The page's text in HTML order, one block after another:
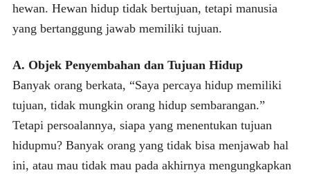
hewan. Hewan hidup tidak bertujuan, tetapi manusia
yang bertanggung jawab memiliki tujuan.
A. Objek Penyembahan dan Tujuan Hidup
Banyak orang berkata, “Saya percaya hidup memiliki
tujuan, tidak mungkin orang hidup sembarangan.”
Tetapi persoalannya, siapa yang menentukan tujuan
hidupmu? Banyak orang yang tidak bisa menjawab hal
ini, atau mau tidak mau pada akhirnya mengungkapkan